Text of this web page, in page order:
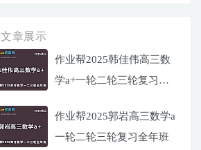
文章展示
作业帮2025韩佳伟高三数
学a+一轮二轮三轮复习全
作业帮2025郭岩高三数学a
一轮二轮三轮复习全年班